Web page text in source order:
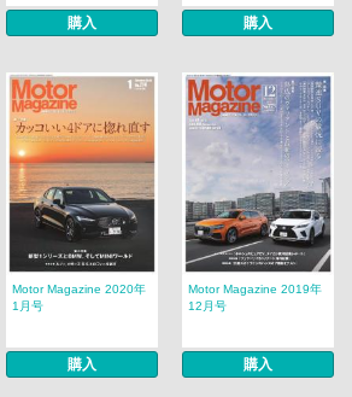
購入 購入
Motor Magazine 2020年
1月号
購入
Motor Magazine 2019年
12月号
購入